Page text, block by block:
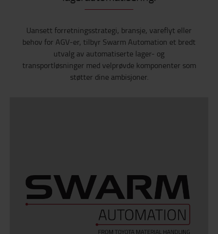
Uansett forretningsstrategi, bransje, vareflyt eller
behov for AGV-er, tilbyr Swarm Automation et bredt
utvalg av automatiserte lager- og
transportløsninger med velprøvde komponenter som
støtter dine ambisjoner.